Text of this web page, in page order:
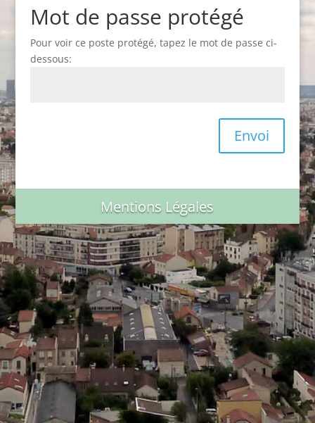
Mot de passe protégé
Pour voir ce poste protégé, tapez le mot de passe ci-
dessous:
Envoi
Mentions Légales